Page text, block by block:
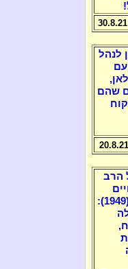
לנהל
שהם
הרב
שבילי ז"ל (1949):